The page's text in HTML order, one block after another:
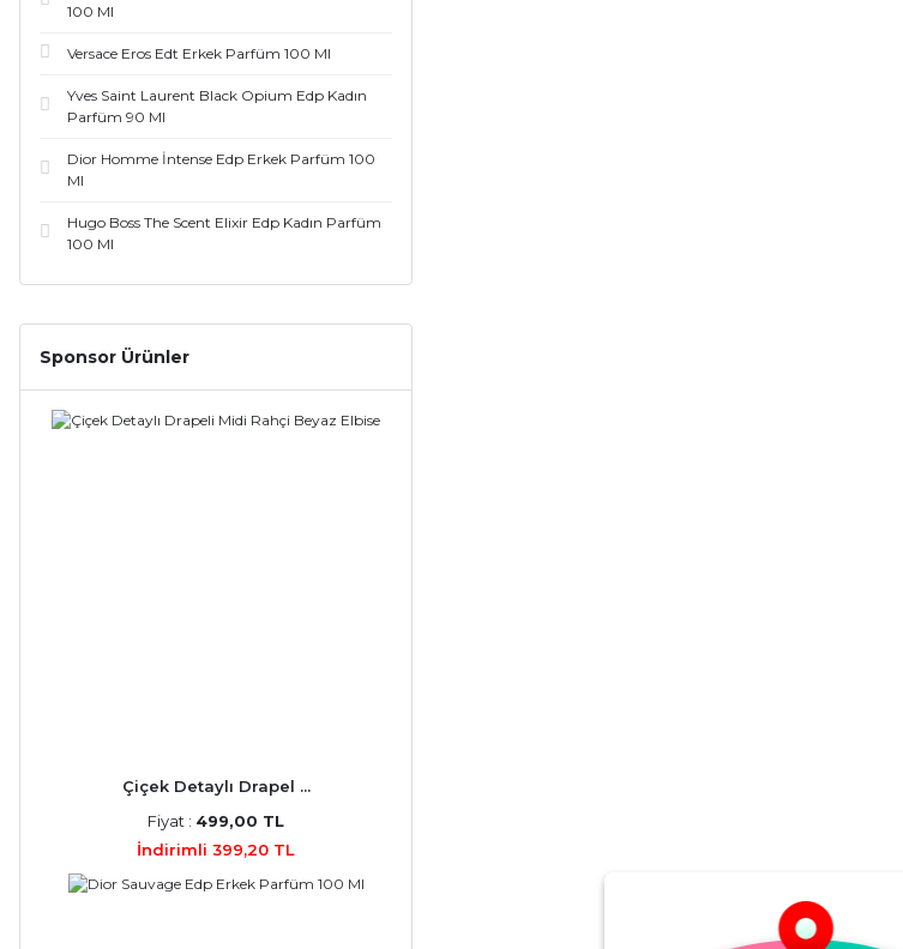
100 Ml
Versace Eros Edt Erkek Parfüm 100 Ml
Yves Saint Laurent Black Opium Edp Kadın
Parfüm 90 Ml
Dior Homme İntense Edp Erkek Parfüm 100
Ml
Hugo Boss The Scent Elixir Edp Kadın Parfüm
100 Ml
Sponsor Ürünler
Çiçek Detaylı Drapel ...
Fiyat : 499,00 TL
İndirimli 399,20 TL